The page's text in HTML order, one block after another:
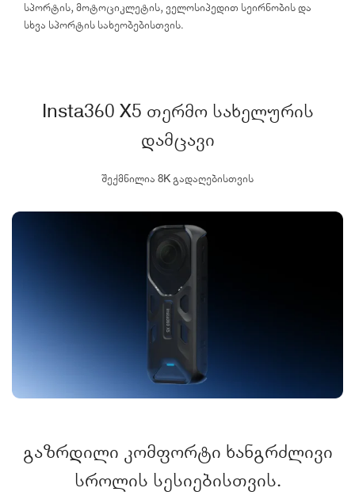
სპორტის, მოტოციკლეტის, ველოსიპედით სეირნობის და
სხვა სპორტის სახეობებისთვის.
Insta360 X5 თერმო სახელურის
დამცავი
შექმნილია 8K გადაღებისთვის
გაზრდილი კომფორტი ხანგრძლივი
სროლის სესიებისთვის.